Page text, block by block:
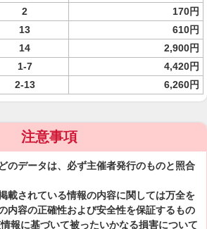
2
170円
13
610円
14
2,900円
1-7
4,420円
2-13 6,260円
注意事項
のデータは、必ず主催者発行のものと照合
載されている情報の内容に関しては万全を
内容の正確性および安全性を保証するもの
報に基づいて被ったいかなる損害について